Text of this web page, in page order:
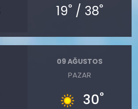
19° / 38°
09 AĞUSTOS
PAZAR
30°